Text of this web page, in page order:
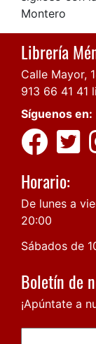
Montero
Librería
Calle Mayor,
913 66 41 41
Síguenos en:
Horario:
De lunes a
20:00
Sábados de
Boletín de
¡Apúntate a